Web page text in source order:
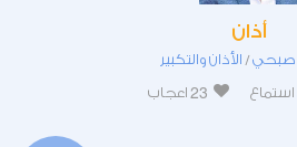
أذان
صبحي/ الأذان والتكبير
استماع 23 اعجاب